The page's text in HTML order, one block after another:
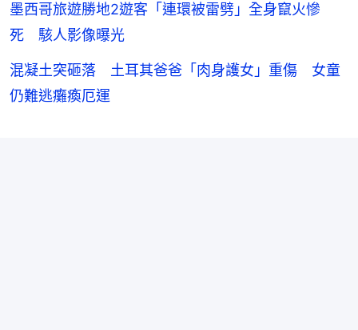
墨西哥旅遊勝地2遊客「連環被雷劈」全身竄火慘
死 駭人影像曝光
混凝土突砸落 土耳其爸爸「肉身護女」重傷 女童
仍難逃癱瘓厄運